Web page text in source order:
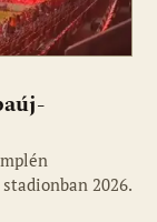
2026.